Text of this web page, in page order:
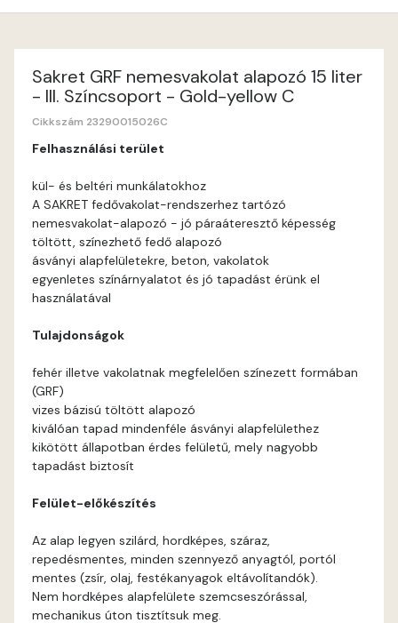
Apricot B
Ash A
Basalt A
Brick B
Cobalt B
Sakret GRF nemesvakolat alapozó 15 liter
- III. Színcsoport - Gold-yellow C
Cikkszám 23290015026C
Felhasználási terület
kül- és beltéri munkálatokhoz
A SAKRET fedővakolat-rendszerhez tartózó
nemesvakolat-alapozó - jó páraáteresztő képesség
töltött, színezhető fedő alapozó
ásványi alapfelületekre, beton, vakolatok
egyenletes színárnyalatot és jó tapadást érünk el
használatával
Tulajdonságok
fehér illetve vakolatnak megfelelően színezett formában
(GRF)
vizes bázisú töltött alapozó
kiválóan tapad mindenféle ásványi alapfelülethez
kikötött állapotban érdes felületű, mely nagyobb
tapadást biztosít
Felület-előkészítés
Az alap legyen szilárd, hordképes, száraz,
repedésmentes, minden szennyező anyagtól, portól
mentes (zsír, olaj, festékanyagok eltávolítandók).
Nem hordképes alapfelülete szemcseszórással,
mechanikus úton tisztítsuk meg.